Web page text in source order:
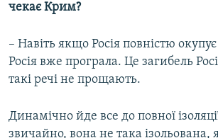
чекає Крим?
– Навіть якщо Росія повністю
Росія вже програла. Це загибель
такі речі не прощають.
Динамічно йде все до повної
звичайно, вона не така ізольована,